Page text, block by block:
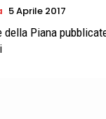
5 Aprile 2017
Piana